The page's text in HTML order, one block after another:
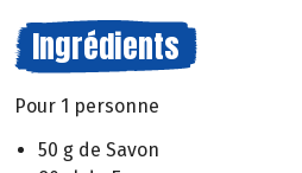
Ingrédients
Pour 1 personne
50 g de Savon